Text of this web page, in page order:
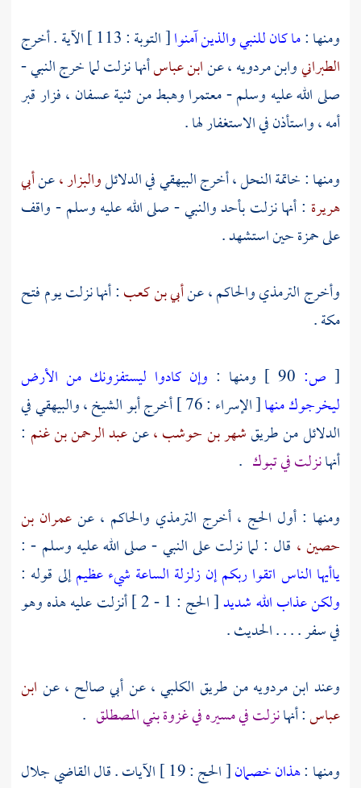
ومنها :ما كان للنبي والذين آمنوا[ التوبة : 113 ] الآية . أخرج
الطبرانيوابن مردويه ،عنابن عباسأنها نزلت لما خرج النبي -
صلى الله عليه وسلم - معتمرا وهبط من ثنيةعسفان ، فزار قبر
أمه ، واستأذن في الاستغفار لها .
ومنها : خاتمة النحل ، أخرجالبيهقيفي الدلائلوالبزار ،عنأبي
هريرة : أنها نزلتبأحدوالنبي - صلى الله عليه وسلم - واقف
علىحمزةحين استشهد .
وأخرجالترمذيوالحاكم ،عنأبي بن كعب: أنها نزلت يوم فتح
مكة.
[ ص: ومنها : وإن كادوا ليستفزونك من الأرض
ليخرجوك منها[ الإسراء : 76 ] أخرج أبو الشيخ،والبيهقيفي
الدلائل من طريقشهر بن حوشب ،عنعبد الرحمن بن غنم :
أنهانزلت فيتبوك .
ومنها : أول الحج ، أخرج الترمذي والحاكم ، عنعمران بن
حصين ، قال : لما نزلت على النبي - صلى الله عليه وسلم - :
ياأيها الناس اتقوا ربكم إن زلزلة الساعة شيء عظيمإلى قوله :
ولكن عذاب الله شديد
[ الحج : 1 - 2 ] أنزلت عليه هذه وهو
في سفر . . . . الحديث .
وعند ابن مردويهمن طريق الكلبي ،عنأبي صالح ،عن ابن
عباس: أنهانزلت في مسيره في غزوةبني المصطلق .
ومنها :هذان خصمان[ الحج : 19 ] الآيات . قال القاضي
جلال